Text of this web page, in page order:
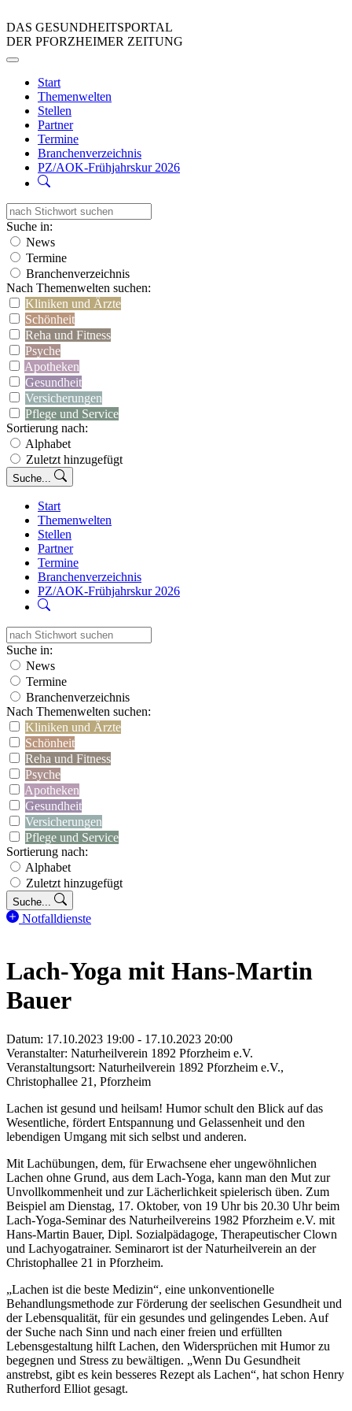
DAS GESUNDHEITSPORTAL
DER PFORZHEIMER ZEITUNG
Start
Themenwelten
Stellen
Partner
Termine
Branchenverzeichnis
PZ/AOK-Frühjahrskur 2026
Suche in:
News
Termine
Branchenverzeichnis
Nach Themenwelten suchen:
Kliniken und Ärzte
Schönheit
Reha und Fitness
Psyche
Apotheken
Gesundheit
Versicherungen
Pflege und Service
Sortierung nach:
Alphabet
Zuletzt hinzugefügt
Suche...
Start
Themenwelten
Stellen
Partner
Termine
Branchenverzeichnis
PZ/AOK-Frühjahrskur 2026
Suche in:
News
Termine
Branchenverzeichnis
Nach Themenwelten suchen:
Kliniken und Ärzte
Schönheit
Reha und Fitness
Psyche
Apotheken
Gesundheit
Versicherungen
Pflege und Service
Sortierung nach:
Alphabet
Zuletzt hinzugefügt
Suche...
Notfalldienste
Lach-Yoga mit Hans-Martin
Bauer
Datum: 17.10.2023 19:00 - 17.10.2023 20:00
Veranstalter: Naturheilverein 1892 Pforzheim e.V.
Veranstaltungsort: Naturheilverein 1892 Pforzheim e.V.,
Christophallee 21, Pforzheim
Lachen ist gesund und heilsam! Humor schult den Blick auf das
Wesentliche, fördert Entspannung und Gelassenheit und den
lebendigen Umgang mit sich selbst und anderen.
Mit Lachübungen, dem, für Erwachsene eher ungewöhnlichen
Lachen ohne Grund, aus dem Lach-Yoga, kann man den Mut zur
Unvollkommenheit und zur Lächerlichkeit spielerisch üben. Zum
Beispiel am Dienstag, 17. Oktober, von 19 Uhr bis 20.30 Uhr beim
Lach-Yoga-Seminar des Naturheilvereins 1982 Pforzheim e.V. mit
Hans-Martin Bauer, Dipl. Sozialpädagoge, Therapeutischer Clown
und Lachyogatrainer. Seminarort ist der Naturheilverein an der
Christophallee 21 in Pforzheim.
„Lachen ist die beste Medizin“, eine unkonventionelle
Behandlungsmethode zur Förderung der seelischen Gesundheit und
der Lebensqualität, für ein gesundes und gelingendes Leben. Auf
der Suche nach Sinn und nach einer freien und erfüllten
Lebensgestaltung hilft Lachen, den Widersprüchen mit Humor zu
begegnen und Stress zu bewältigen. „Wenn Du Gesundheit
anstrebst, gibt es kein besseres Rezept als Lachen“, hat schon Henry
Rutherford Elliot gesagt.